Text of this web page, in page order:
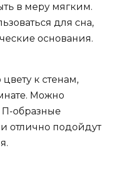
в меру мягким.
для сна,
основания.
к стенам,
Можно
П-образные
отлично подойдут